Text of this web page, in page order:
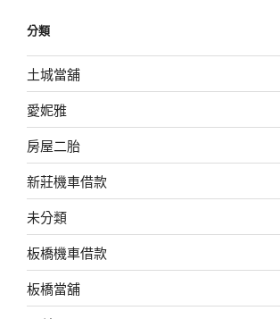
分類
土城當舖
愛妮雅
房屋二胎
新莊機車借款
未分類
板橋機車借款
板橋當舖